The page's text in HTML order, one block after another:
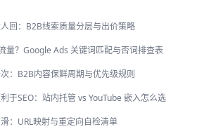
回：B2B线索质量分层与出价策略
量？Google Ads 关键词匹配与否词排查表
：B2B内容保鲜周期与优先级规则
于SEO：站内托管 vs YouTube 嵌入怎么选
：URL映射与重定向自检清单